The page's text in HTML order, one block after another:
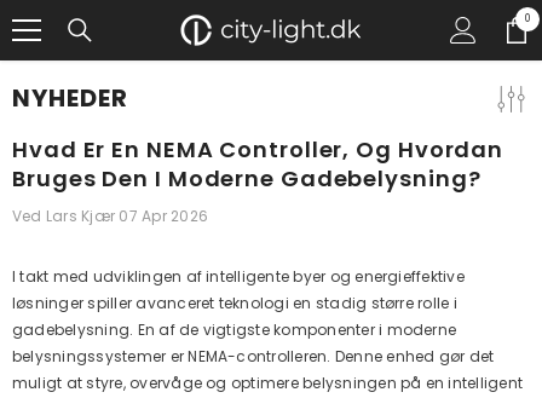
00
NYHEDER
Hvad Er En NEMA Controller, Og Hvordan
Bruges Den I Moderne Gadebelysning?
Ved Lars Kjær 07 Apr 2026
I takt med udviklingen af intelligente byer og energieffektive
løsninger spiller avanceret teknologi en stadig større rolle i
gadebelysning. En af de vigtigste komponenter i moderne
belysningssystemer er NEMA-controlleren. Denne enhed gør det
muligt at styre, overvåge og optimere belysningen på en intelligent